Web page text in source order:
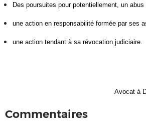
Des poursuites pour potentiellement, un
une action en responsabilité formée par ses
une action tendant à sa révocation judiciaire.
Avocat à
Commentaires